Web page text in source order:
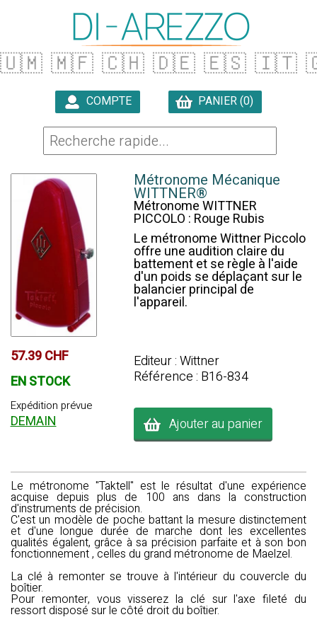
🇺🇲 🇲🇫 🇨🇭 🇩🇪 🇪🇸 🇮🇹
COMPTE PANIER (0)
57.39 CHF
EN STOCK
Expédition prévue
DEMAIN
Métronome Mécanique
WITTNER®
Métronome WITTNER
PICCOLO : Rouge Rubis
Le métronome Wittner Piccolo
offre une audition claire du
battement et se règle à l'aide
d'un poids se déplaçant sur le
balancier principal de
l'appareil.
Editeur : Wittner
Référence : B16-834
Ajouter au panier
Le métronome "Taktell" est le résultat d'une expérience
acquise depuis plus de 100 ans dans la construction
d'instruments de précision.
C'est un modèle de poche battant la mesure distinctement
et d'une longue durée de marche dont les excellentes
qualités égalent, grâce à sa précision parfaite et à son bon
fonctionnement , celles du grand métronome de Maelzel.
La clé à remonter se trouve à l'intérieur du couvercle du
boîtier.
Pour remonter, vous visserez la clé sur l'axe fileté du
ressort disposé sur le côté droit du boîtier.